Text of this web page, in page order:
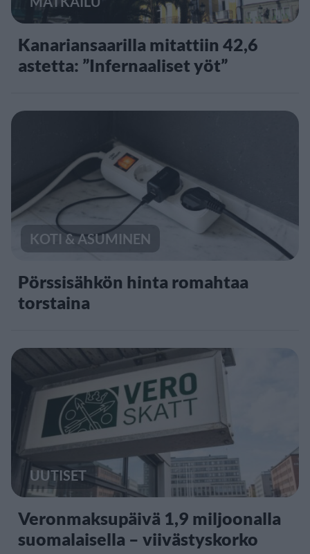
Kanariansaarilla mitattiin 42,6
astetta: ”Infernaaliset yöt”
KOTI & ASUMINEN
Pörssisähkön hinta romahtaa
torstaina
UUTISET
Veronmaksupäivä 1,9 miljoonalla
suomalaisella – viivästyskorko